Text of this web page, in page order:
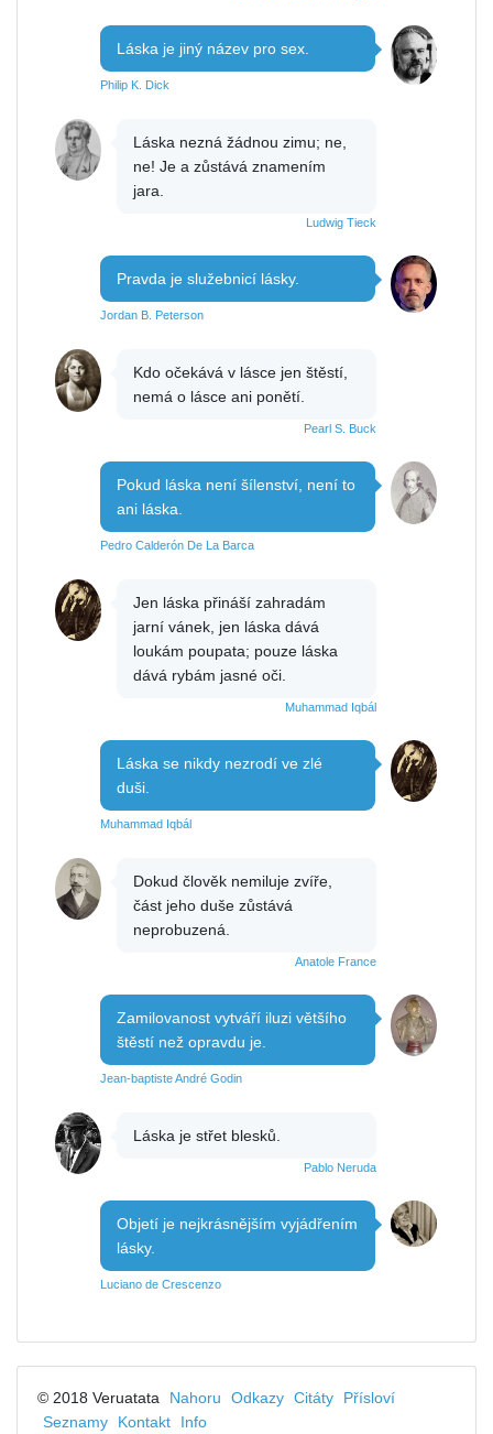
Láska je jiný název pro sex.
Philip K. Dick
Láska nezná žádnou zimu; ne,
ne! Je a zůstává znamením
jara.
Ludwig Tieck
Pravda je služebnicí lásky.
Jordan B. Peterson
Kdo očekává v lásce jen štěstí,
nemá o lásce ani ponětí.
Pearl S. Buck
Pokud láska není šílenství, není to
ani láska.
Pedro Calderón De La Barca
Jen láska přináší zahradám
jarní vánek, jen láska dává
loukám poupata; pouze láska
dává rybám jasné oči.
Muhammad Iqbál
Láska se nikdy nezrodí ve zlé
duši.
Muhammad Iqbál
Dokud člověk nemiluje zvíře,
část jeho duše zůstává
neprobuzená.
Anatole France
Zamilovanost vytváří iluzi většího
štěstí než opravdu je.
Jean-baptiste André Godin
Láska je střet blesků.
Pablo Neruda
Objetí je nejkrásnějším vyjádřením
lásky.
Luciano de Crescenzo
© 2018 Veruatata Nahoru Odkazy Citáty
Přísloví
Seznamy
Kontakt Info